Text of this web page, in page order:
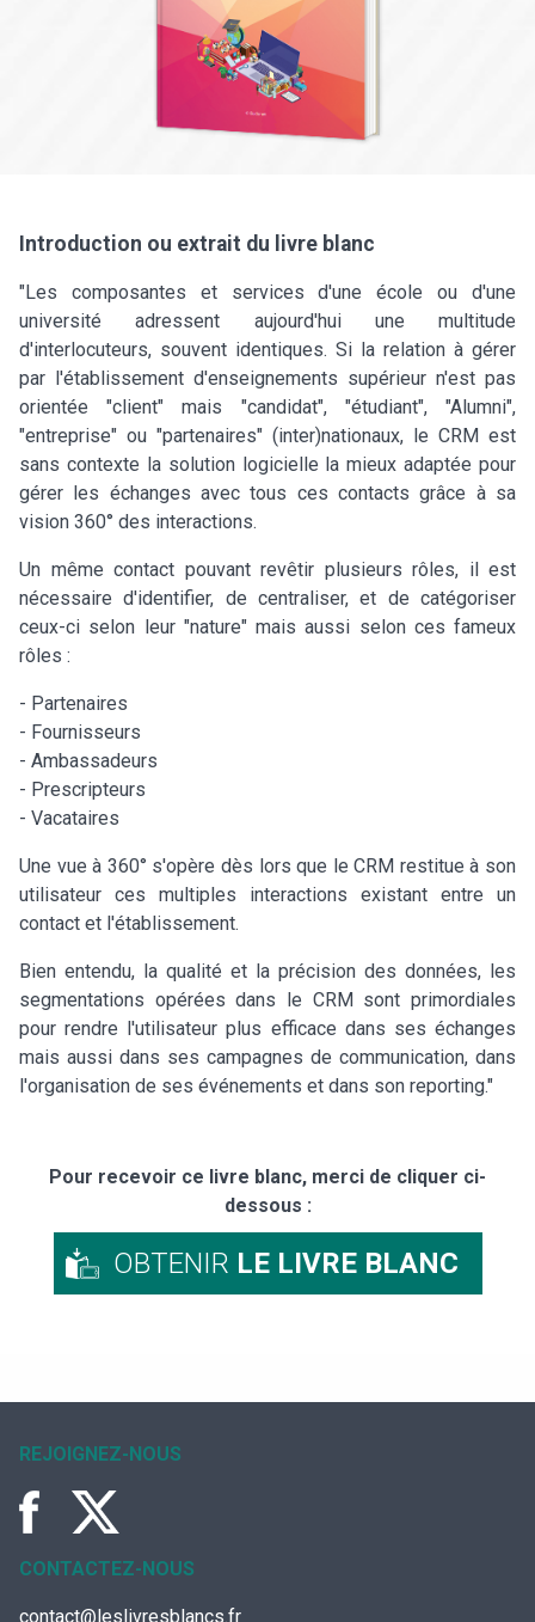
Introduction ou extrait du livre blanc
"Les composantes et services d'une école ou d'une
université adressent aujourd'hui une multitude
d'interlocuteurs, souvent identiques. Si la relation à gérer
par l'établissement d'enseignements supérieur n'est pas
orientée "client" mais "candidat", "étudiant", "Alumni",
"entreprise" ou "partenaires" (inter)nationaux, le CRM est
sans contexte la solution logicielle la mieux adaptée pour
gérer les échanges avec tous ces contacts grâce à sa
vision 360° des interactions.
Un même contact pouvant revêtir plusieurs rôles, il est
nécessaire d'identifier, de centraliser, et de catégoriser
ceux-ci selon leur "nature" mais aussi selon ces fameux
rôles :
- Partenaires
- Fournisseurs
- Ambassadeurs
- Prescripteurs
- Vacataires
Une vue à 360° s'opère dès lors que le CRM restitue à son
utilisateur ces multiples interactions existant entre un
contact et l'établissement.
Bien entendu, la qualité et la précision des données, les
segmentations opérées dans le CRM sont primordiales
pour rendre l'utilisateur plus efficace dans ses échanges
mais aussi dans ses campagnes de communication, dans
l'organisation de ses événements et dans son reporting."
Pour recevoir ce livre blanc, merci de cliquer ci-
dessous :
OBTENIR LE LIVRE BLANC
REJOIGNEZ-NOUS
CONTACTEZ-NOUS
contact@leslivresblancs.fr